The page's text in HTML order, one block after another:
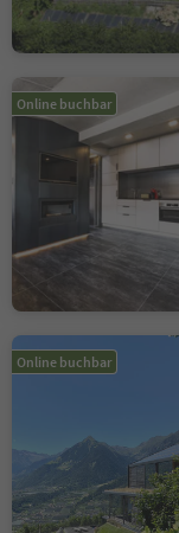
Online buchbar
Online buchbar